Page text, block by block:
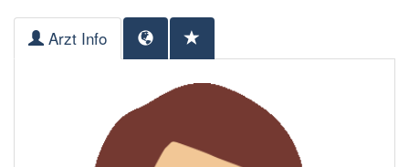
Arzt Info